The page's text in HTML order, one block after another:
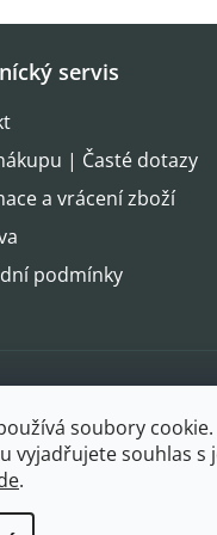
soubory
vyjadřujete souhlas s
.
servis
| Časté dotazy
a vrácení zboží
podmínky